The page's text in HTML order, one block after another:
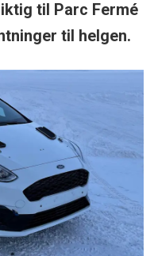
til Parc Fermé
til helgen.